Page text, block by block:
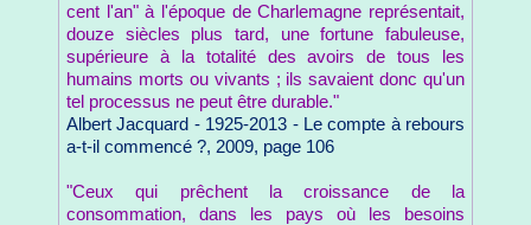
cent l'an" à l'époque de Charlemagne représentait,
douze siècles plus tard, une fortune fabuleuse,
supérieure à la totalité des avoirs de tous les
humains morts ou vivants ; ils savaient donc qu'un
tel processus ne peut être durable."
Albert Jacquard - 1925-2013 - Le compte à rebours
a-t-il commencé ?, 2009, page 106
"Ceux qui prêchent la croissance de la
consommation, dans les pays où les besoins